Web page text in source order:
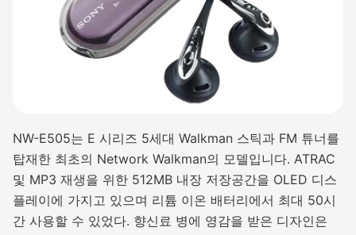
NW-E505는 E 시리즈 5세대 Walkman 스틱과 FM 튜너를
탑재한 최초의 Network Walkman의 모델입니다. ATRAC
및 MP3 재생을 위한 512MB 내장 저장공간을 OLED 디스
플레이에 가지고 있으며 리튬 이온 배터리에서 최대 50시
간 사용할 수 있었다. 향신료 병에 영감을 받은 디자인은